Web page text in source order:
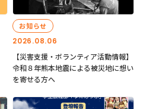
2026.08.06
お知らせ
【災害支援・ボランティア活動情報】
令和８年熊本地震による被災地に想い
を寄せる方へ